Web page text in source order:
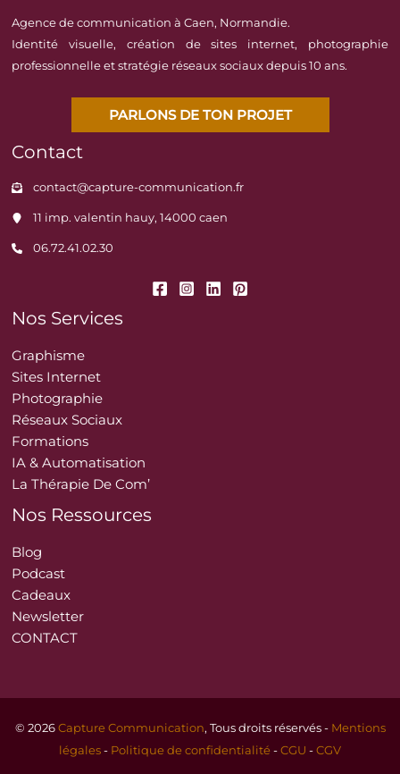
Agence de communication à Caen, Normandie.
Identité visuelle, création de sites internet, photographie
professionnelle et stratégie réseaux sociaux depuis 10 ans.
PARLONS DE TON PROJET
Contact
contact@capture-communication.fr
11 imp. valentin hauy, 14000 caen
06.72.41.02.30
Nos Services
Graphisme
Sites Internet
Photographie
Réseaux Sociaux
Formations
IA & Automatisation
La Thérapie De Com’
Nos Ressources
Blog
Podcast
Cadeaux
Newsletter
CONTACT
© 2026 Capture Communication, Tous droits réservés - Mentions
légales - Politique de confidentialité - CGU - CGV